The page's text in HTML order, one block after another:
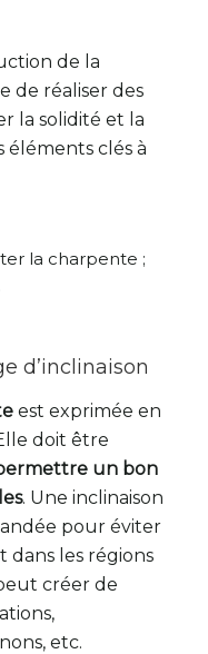
de la
de réaliser des
la solidité et la
clés à
la charpente ;
d’inclinaison
est exprimée en
doit être
un bon
. Une inclinaison
pour éviter
dans les régions
créer de
etc.